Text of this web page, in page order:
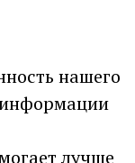
нашего
лучше